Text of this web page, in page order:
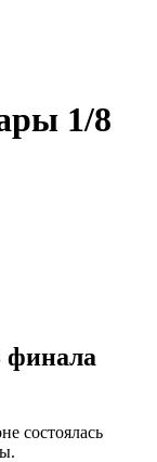
1/8
финала
состоялась